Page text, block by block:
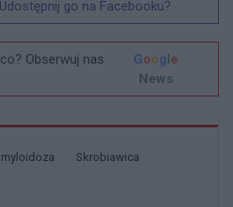
go na Facebooku?
Obserwuj nas
Google
News
Amyloidoza Skrobiawica